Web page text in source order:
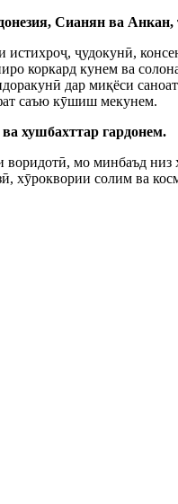
Сианян ва Анкан,
ҷудокунӣ,
коркард кунем ва
дар миқёси
саъю кӯшиш мекунем.
хушбахттар гардонем.
мо минбаъд
хӯроквории солим ва